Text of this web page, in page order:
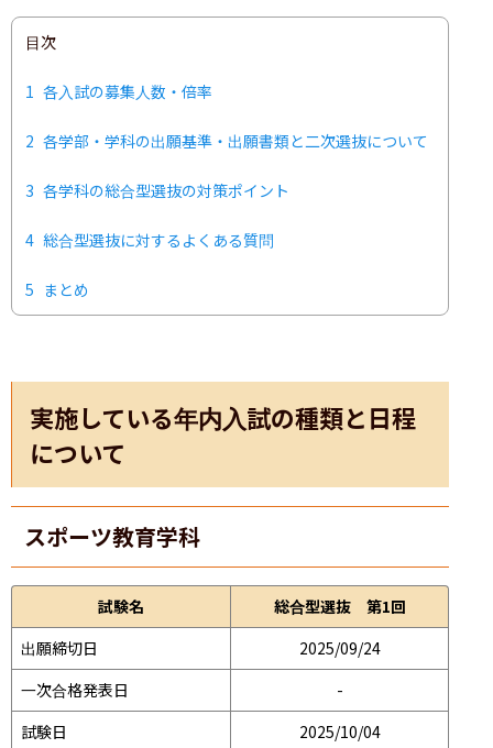
目次
1 各入試の募集人数・倍率
2 各学部・学科の出願基準・出願書類と二次選抜について
3 各学科の総合型選抜の対策ポイント
4 総合型選抜に対するよくある質問
5 まとめ
実施している年内入試の種類と日程
について
スポーツ教育学科
試験名
総合型選抜 第1回
出願締切日
2025/09/24
一次合格発表日
-
試験日
2025/10/04